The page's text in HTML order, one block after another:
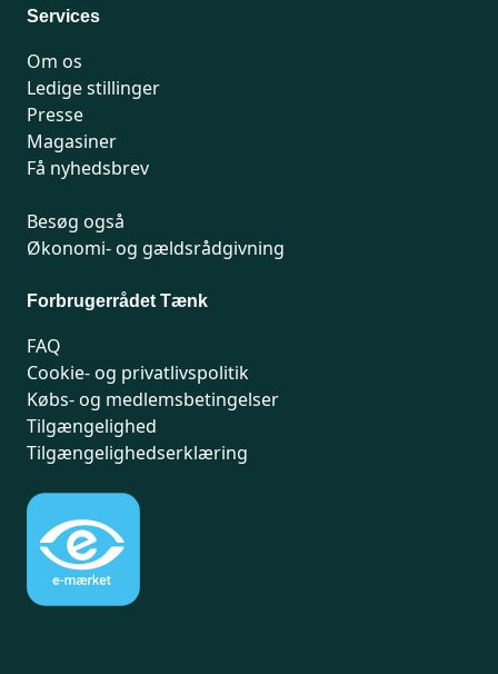
Services
Om os
Ledige stillinger
Presse
Magasiner
Få nyhedsbrev
Besøg også
Økonomi- og gældsrådgivning
Forbrugerrådet Tænk
FAQ
Cookie- og privatlivspolitik
Købs- og medlemsbetingelser
Tilgængelighed
Tilgængelighedserklæring